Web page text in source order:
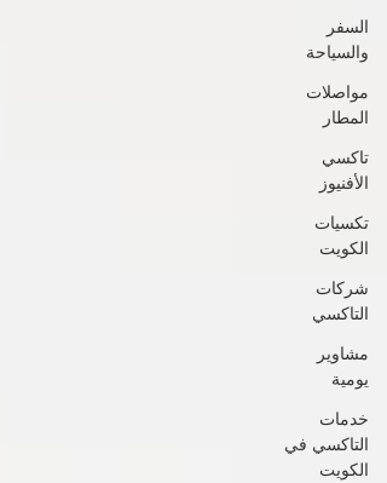
السفر
والسياحة
مواصلات
المطار
تاكسي
الأفنيوز
تكسيات
الكويت
شركات
التاكسي
مشاوير
يومية
خدمات
التاكسي في
الكويت